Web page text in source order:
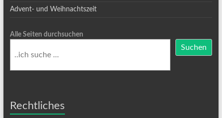
Advent- und Weihnachtszeit
Alle Seiten durchsuchen
Suchen
Rechtliches